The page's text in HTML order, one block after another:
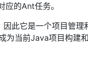
的Ant任务。
此它是一个项目管理
为当前Java项目构建